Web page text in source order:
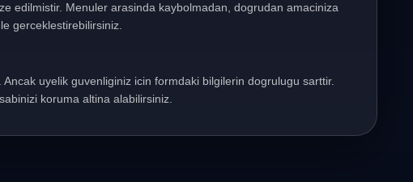
edilmistir. Menuler arasinda kaybolmadan, dogrudan amaciniza
gerceklestirebilirsiniz.
uyelik guvenliginiz icin formdaki bilgilerin dogrulugu sarttir.
koruma altina alabilirsiniz.